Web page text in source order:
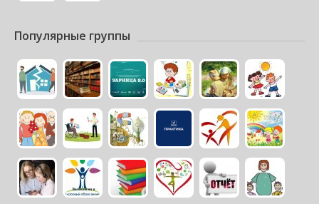
Популярные группы